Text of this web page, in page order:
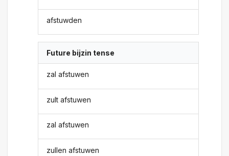
afstuwden
Future bijzin tense
zal afstuwen
zult afstuwen
zal afstuwen
zullen afstuwen